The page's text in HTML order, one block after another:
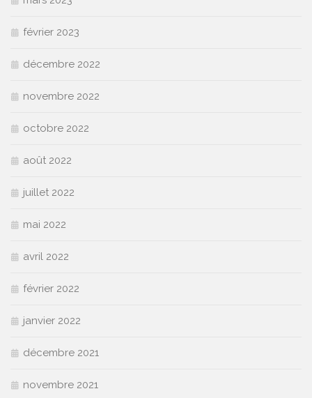
février 2023
décembre 2022
novembre 2022
octobre 2022
août 2022
juillet 2022
mai 2022
avril 2022
février 2022
janvier 2022
décembre 2021
novembre 2021